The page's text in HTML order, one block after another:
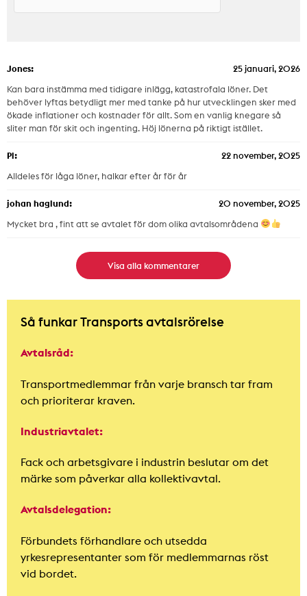
Jones:
25 januari, 2026
Kan bara instämma med tidigare inlägg, katastrofala löner. Det
behöver lyftas betydligt mer med tanke på hur utvecklingen sker med
ökade inflationer och kostnader för allt. Som en vanlig knegare så
sliter man för skit och ingenting. Höj lönerna på riktigt istället.
Pl:
22 november, 2025
Alldeles för låga löner, halkar efter år för år
johan haglund:
20 november, 2025
Mycket bra , fint att se avtalet för dom olika avtalsområdena
Visa alla kommentarer
Så funkar Transports avtalsrörelse
Avtalsråd:
Transportmedlemmar från varje bransch tar fram
och prioriterar kraven.
Industriavtalet:
Fack och arbetsgivare i industrin beslutar om det
märke som påverkar alla kollektivavtal.
Avtalsdelegation:
Förbundets förhandlare och utsedda
yrkesrepresentanter som för medlemmarnas röst
vid bordet.